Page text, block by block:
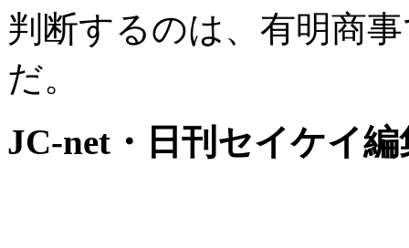
判断するのは、有明商
だ。
JC-net・日刊セイケイ